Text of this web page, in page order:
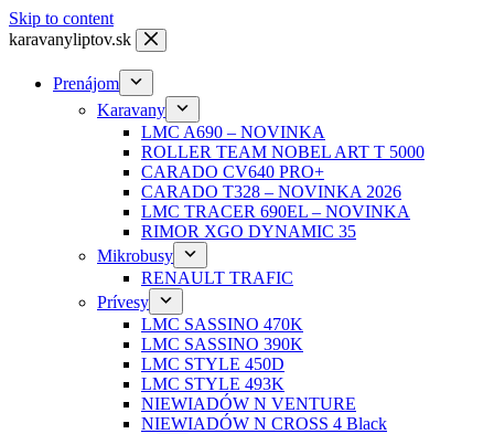
Skip to content
karavanyliptov.sk
Prenájom
Karavany
LMC A690 – NOVINKA
ROLLER TEAM NOBEL ART T 5000
CARADO CV640 PRO+
CARADO T328 – NOVINKA 2026
LMC TRACER 690EL – NOVINKA
RIMOR XGO DYNAMIC 35
Mikrobusy
RENAULT TRAFIC
Prívesy
LMC SASSINO 470K
LMC SASSINO 390K
LMC STYLE 450D
LMC STYLE 493K
NIEWIADÓW N VENTURE
NIEWIADÓW N CROSS 4 Black